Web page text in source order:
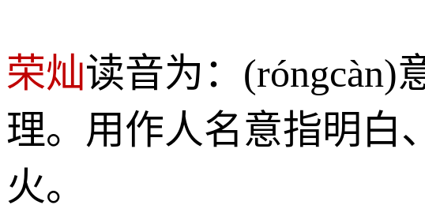
荣灿读音为：(róngcàn)
理。用作人名意指明白
火。